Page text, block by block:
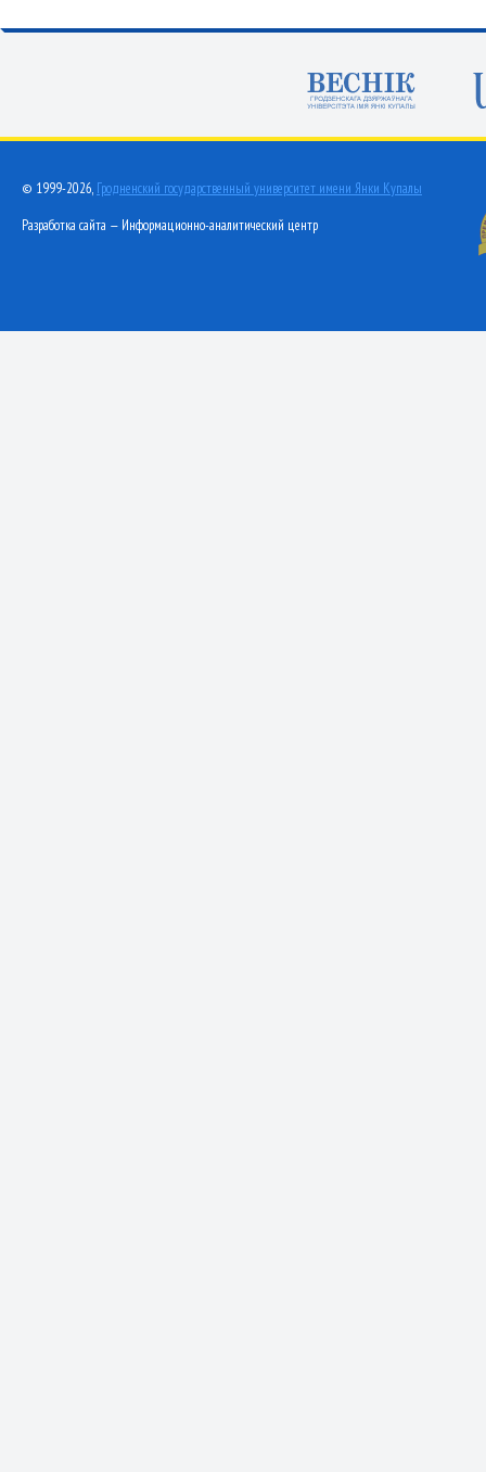
© 1999-2026, Гродненский государственный университет имени Янки Купалы
Разработка сайта — Информационно-аналитический центр